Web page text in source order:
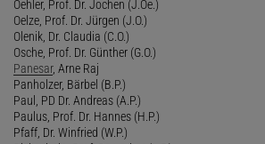
Oehler, Prof. Dr. Jochen (J.Oe.)
Oelze, Prof. Dr. Jürgen (J.O.)
Olenik, Dr. Claudia (C.O.)
Osche, Prof. Dr. Günther (G.O.)
Panesar, Arne Raj
Panholzer, Bärbel (B.P.)
Paul, PD Dr. Andreas (A.P.)
Paulus, Prof. Dr. Hannes (H.P.)
Pfaff, Dr. Winfried (W.P.)